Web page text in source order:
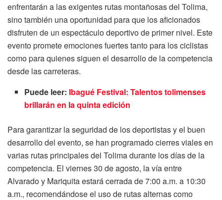
enfrentarán a las exigentes rutas montañosas del Tolima,
sino también una oportunidad para que los aficionados
disfruten de un espectáculo deportivo de primer nivel. Este
evento promete emociones fuertes tanto para los ciclistas
como para quienes siguen el desarrollo de la competencia
desde las carreteras.
Puede leer: Ibagué Festival: Talentos tolimenses
brillarán en la quinta edición
Para garantizar la seguridad de los deportistas y el buen
desarrollo del evento, se han programado cierres viales en
varias rutas principales del Tolima durante los días de la
competencia. El viernes 30 de agosto, la vía entre
Alvarado y Mariquita estará cerrada de 7:00 a.m. a 10:30
a.m., recomendándose el uso de rutas alternas como